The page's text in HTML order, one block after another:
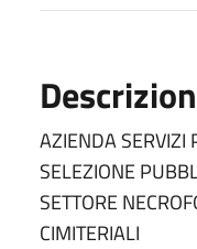
AZIENDA SERVIZI
SELEZIONE
SETTORE
CIMITERIALI